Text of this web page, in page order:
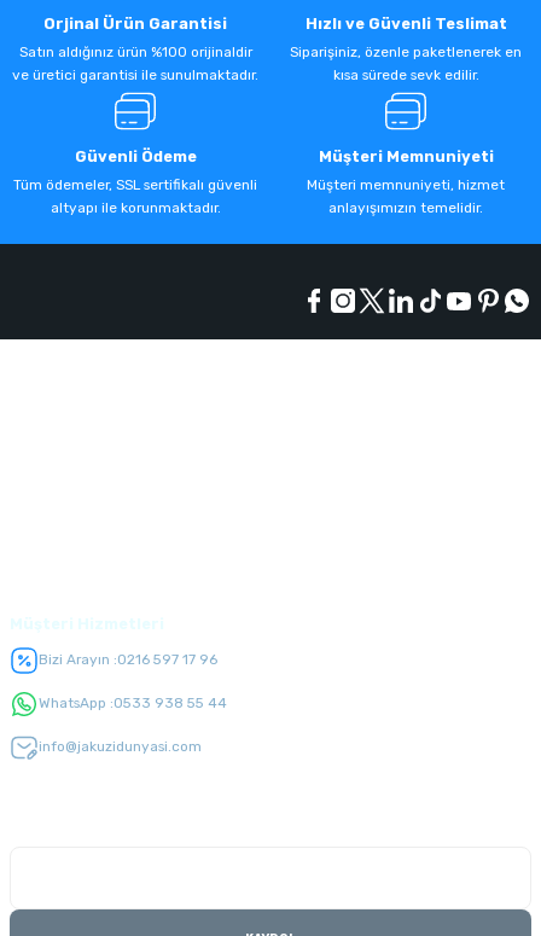
Orjinal Ürün Garantisi
Satın aldığınız ürün %100 orijinaldir
ve üretici garantisi ile sunulmaktadır.
Hızlı ve Güvenli Teslimat
Siparişiniz, özenle paketlenerek en
kısa sürede sevk edilir.
Güvenli Ödeme
Tüm ödemeler, SSL sertifikalı güvenli
altyapı ile korunmaktadır.
Müşteri Memnuniyeti
Müşteri memnuniyeti, hizmet
anlayışımızın temelidir.
Bizi Arayın :0216 597 17 96
WhatsApp :0533 938 55 44
info@jakuzidunyasi.com